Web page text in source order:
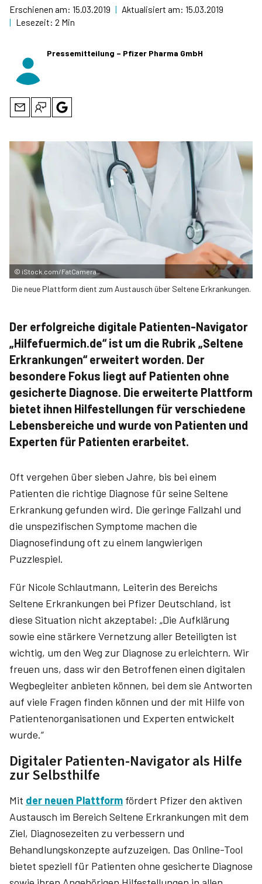
Erschienen am: 15.03.2019 | Aktualisiert am: 15.03.2019
| Lesezeit: 2 Min
Pressemitteilung – Pfizer Pharma GmbH
© iStock.com/FatCamera
Die neue Plattform dient zum Austausch über Seltene Erkrankungen.
Der erfolgreiche digitale Patienten-Navigator
„Hilfefuermich.de“ ist um die Rubrik „Seltene
Erkrankungen“ erweitert worden. Der
besondere Fokus liegt auf Patienten ohne
gesicherte Diagnose. Die erweiterte Plattform
bietet ihnen Hilfestellungen für verschiedene
Lebensbereiche und wurde von Patienten und
Experten für Patienten erarbeitet.
Oft vergehen über sieben Jahre, bis bei einem
Patienten die richtige Diagnose für seine Seltene
Erkrankung gefunden wird. Die geringe Fallzahl und
die unspezifischen Symptome machen die
Diagnosefindung oft zu einem langwierigen
Puzzlespiel.
Für Nicole Schlautmann, Leiterin des Bereichs
Seltene Erkrankungen bei Pfizer Deutschland, ist
diese Situation nicht akzeptabel: „Die Aufklärung
sowie eine stärkere Vernetzung aller Beteiligten ist
wichtig, um den Weg zur Diagnose zu erleichtern. Wir
freuen uns, dass wir den Betroffenen einen digitalen
Wegbegleiter anbieten können, bei dem sie Antworten
auf viele Fragen finden können und der mit Hilfe von
Patientenorganisationen und Experten entwickelt
wurde.“
Digitaler Patienten-Navigator als Hilfe
zur Selbsthilfe
Mit der neuen Plattform fördert Pfizer den aktiven
Austausch im Bereich Seltene Erkrankungen mit dem
Ziel, Diagnosezeiten zu verbessern und
Behandlungskonzepte aufzuzeigen. Das Online-Tool
bietet speziell für Patienten ohne gesicherte Diagnose